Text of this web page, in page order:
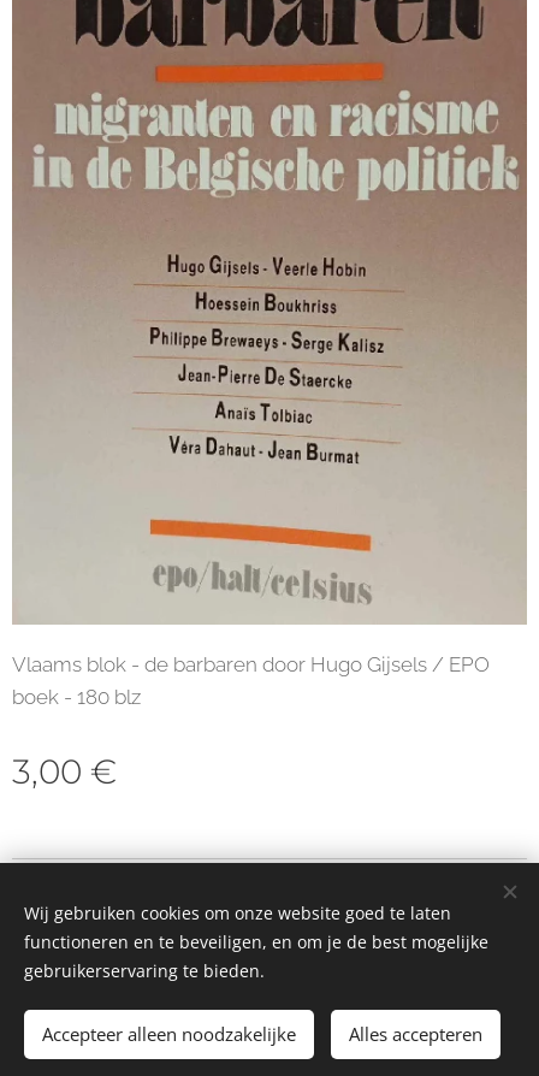
Vlaams blok - de barbaren door Hugo Gijsels / EPO
boek - 180 blz
3,00 €
Toevoegen aan de winkelwagen
Cookies
Wij gebruiken cookies om onze website goed te laten
functioneren en te beveiligen, en om je de best mogelijke
gebruikerservaring te bieden.
Accepteer alleen noodzakelijke Alles accepteren